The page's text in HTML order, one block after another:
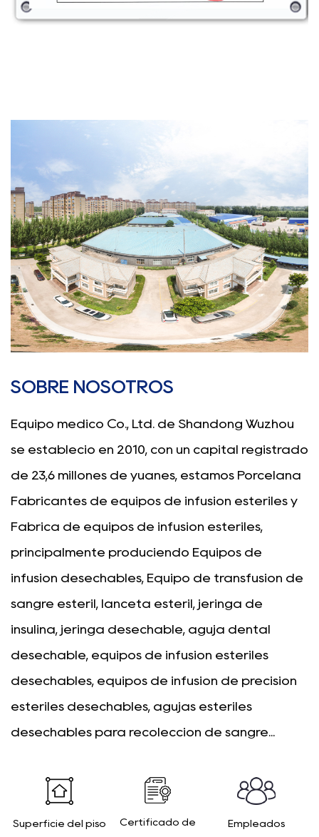
SOBRE NOSOTROS
Equipo médico Co., Ltd. de Shandong Wuzhou
se estableció en 2010, con un capital registrado
de 23,6 millones de yuanes, estamos Porcelana
Fabricantes de equipos de infusión estériles y
Fábrica de equipos de infusión estériles,
principalmente produciendo Equipos de
infusión desechables, Equipo de transfusión de
sangre estéril, lanceta estéril, jeringa de
insulina, jeringa desechable, aguja dental
desechable, equipos de infusión estériles
desechables, equipos de infusión de precisión
estériles desechables, agujas estériles
desechables para recolección de sangre...
Superficie del piso Certificado de Empleados